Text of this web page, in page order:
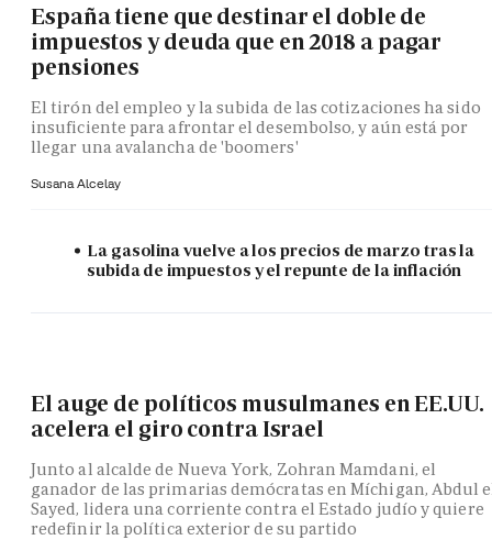
España tiene que destinar el doble de
impuestos y deuda que en 2018 a pagar
pensiones
El tirón del empleo y la subida de las cotizaciones ha sido
insuficiente para afrontar el desembolso, y aún está por
llegar una avalancha de 'boomers'
Susana Alcelay
La gasolina vuelve a los precios de marzo tras la
subida de impuestos y el repunte de la inflación
El auge de políticos musulmanes en EE.UU.
acelera el giro contra Israel
Junto al alcalde de Nueva York, Zohran Mamdani, el
ganador de las primarias demócratas en Míchigan, Abdul
Sayed, lidera una corriente contra el Estado judío y quiere
redefinir la política exterior de su partido